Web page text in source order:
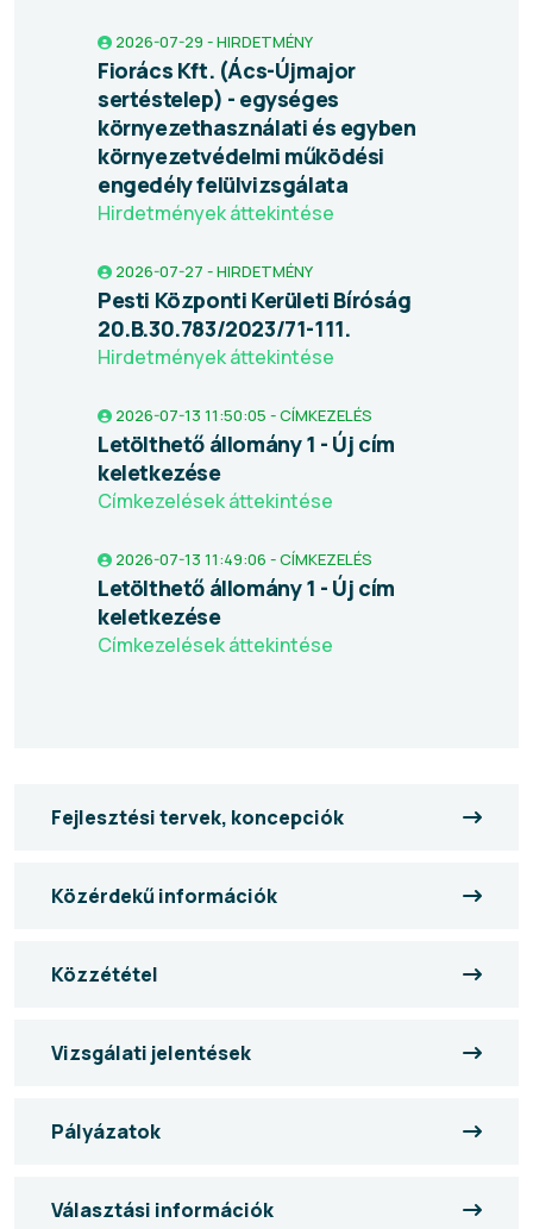
2026-07-29 - HIRDETMÉNY
Fiorács Kft. (Ács-Újmajor
sertéstelep) - egységes
környezethasználati és egyben
környezetvédelmi működési
engedély felülvizsgálata
Hirdetmények áttekintése
2026-07-27 - HIRDETMÉNY
Pesti Központi Kerületi Bíróság
20.B.30.783/2023/71-111.
Hirdetmények áttekintése
2026-07-13 11:50:05 - CÍMKEZELÉS
Letölthető állomány 1 - Új cím
keletkezése
Címkezelések áttekintése
2026-07-13 11:49:06 - CÍMKEZELÉS
Letölthető állomány 1 - Új cím
keletkezése
Címkezelések áttekintése
Fejlesztési tervek, koncepciók
Közérdekű információk
Közzététel
Vizsgálati jelentések
Pályázatok
Választási információk